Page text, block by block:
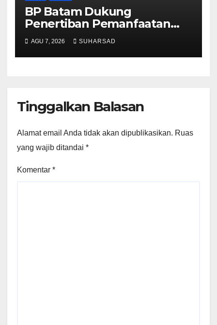
BP Batam Dukung
Penertiban Pemanfaatan
Ruang Laut Sesuai
Ketentuan Peraturan
Perundang-undangan
AGU 7, 2026 SUHARSAD
Tinggalkan Balasan
Alamat email Anda tidak akan dipublikasikan. Ruas
yang wajib ditandai *
Komentar *